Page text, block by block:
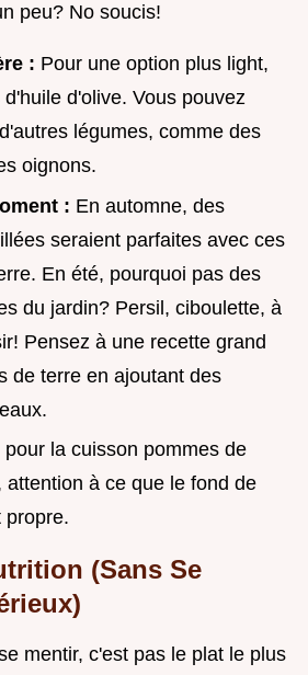
peu? No soucis!
: Pour une option plus light,
d'olive. Vous pouvez
légumes, comme des
oignons.
: En automne, des
seraient parfaites avec ces
En été, pourquoi pas des
du jardin? Persil, ciboulette, à
Pensez à une recette grand
de terre en ajoutant des
la cuisson pommes de
attention à ce que le fond de
propre.
(Sans Se
mentir, c'est pas le plat le plus